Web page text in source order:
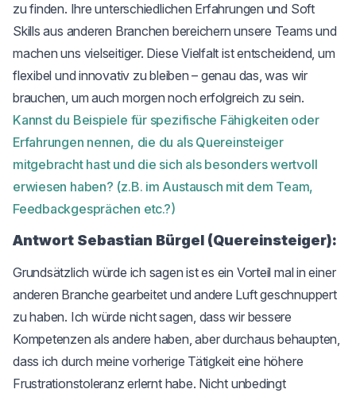
zu finden. Ihre unterschiedlichen Erfahrungen und Soft
Skills aus anderen Branchen bereichern unsere Teams und
machen uns vielseitiger. Diese Vielfalt ist entscheidend, um
flexibel und innovativ zu bleiben – genau das, was wir
brauchen, um auch morgen noch erfolgreich zu sein.
Kannst du Beispiele für spezifische Fähigkeiten oder
Erfahrungen nennen, die du als Quereinsteiger
mitgebracht hast und die sich als besonders wertvoll
erwiesen haben? (z.B. im Austausch mit dem Team,
Feedbackgesprächen etc.?)
Antwort Sebastian Bürgel (Quereinsteiger):
Grundsätzlich würde ich sagen ist es ein Vorteil mal in einer
anderen Branche gearbeitet und andere Luft geschnuppert
zu haben. Ich würde nicht sagen, dass wir bessere
Kompetenzen als andere haben, aber durchaus behaupten,
dass ich durch meine vorherige Tätigkeit eine höhere
Frustrationstoleranz erlernt habe. Nicht unbedingt